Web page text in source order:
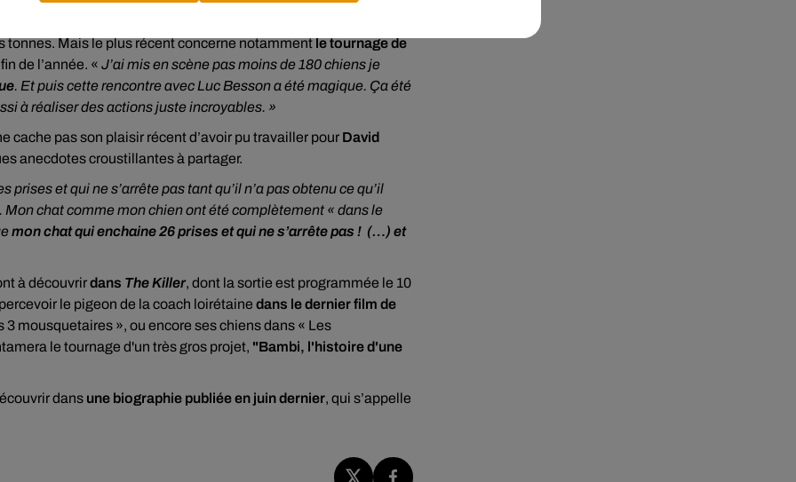
tonnes. Mais le plus récent concerne notammentle tournage de
de l’année. « J’ai mis en scène pas moins de 180 chiens je
. Et puis cette rencontre avec Luc Besson a été magique. Ça été
à réaliser des actions juste incroyables. »
cache pas son plaisir récent d’avoir pu travailler pour David
anecdotes croustillantes à partager.
et qui ne s’arrête pas tant qu’il n’a pas obtenu ce qu’il
chat comme mon chien ont été complètement « dans le
mon chat qui enchaine 26 prises et qui ne s’arrête pas ! (…) et
à découvrirdans The Killer, dont la sortie est programmée le 10
le pigeon de la coach loirétaine dans le dernier film de
3 mousquetaires », ou encore ses chiens dans « Les
le tournage d'un très gros projet, "Bambi, l'histoire d'une
dans une biographie publiée en juin dernier, qui s’appelle